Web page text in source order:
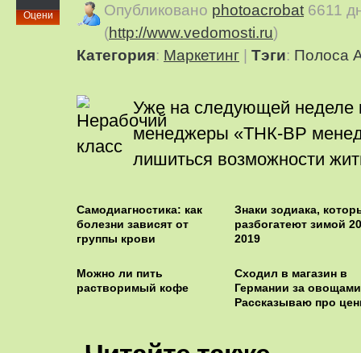
Оцени Опубликовано photoacrobat 6611
(http://www.vedomosti.ru)
Категория: Маркетинг Тэги: Полоса
Уже на следующей неделе
менеджеры «ТНК-ВР
лишиться возможности
Самодиагностика: как
болезни зависят от
группы крови
Знаки зодиака,
разбогатеют зимой
2019
Можно ли пить
растворимый кофе
Сходил в магазин в
Германии за
Рассказываю про